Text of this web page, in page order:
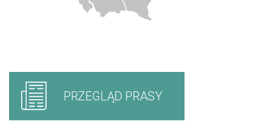
PRZEGLĄD PRASY